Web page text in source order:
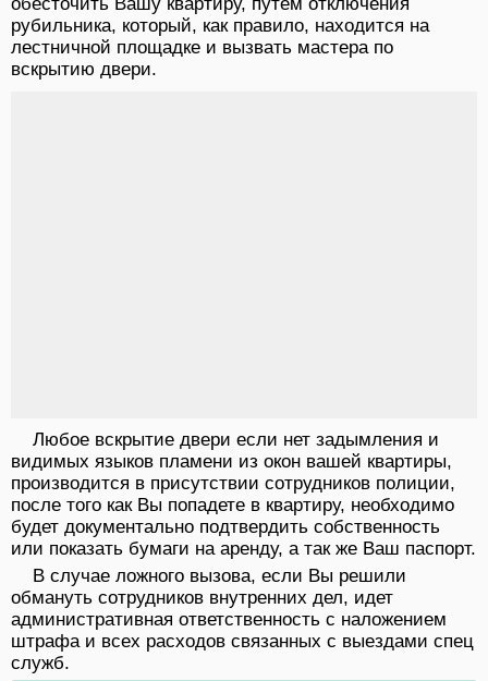
рубильника, который, как правило, находится на
лестничной площадке и вызвать мастера по
вскрытию двери.
Любое вскрытие двери если нет задымления и
видимых языков пламени из окон вашей квартиры,
производится в присутствии сотрудников полиции,
после того как Вы попадете в квартиру, необходимо
будет документально подтвердить собственность
или показать бумаги на аренду, а так же Ваш паспорт.
В случае ложного вызова, если Вы решили
обмануть сотрудников внутренних дел, идет
административная ответственность с наложением
штрафа и всех расходов связанных с выездами спец
служб.